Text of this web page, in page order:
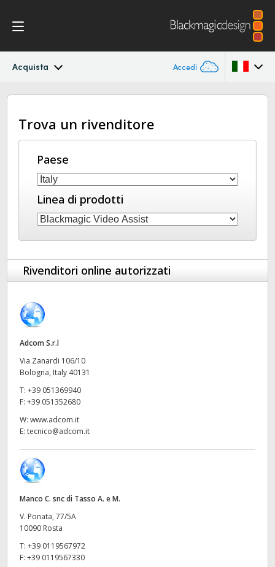
Acquista Accedi
Blackmagic Video Assist
Design
Blackmagic OS
Visualizzatori
Australia
Brazil
Canada
Denmark
Germany
Hong Kong SAR, China
India
Italia
Mexico
Malaysia
Netherlands
Trova un rivenditore
Paese
Linea di prodotti
Rivenditori online autorizzati
Adcom S.r.l
Via Zanardi 106/10
Bologna, Italy 40131
T: +39 051369940
F: +39 051352680
W: www.adcom.it
E: tecnico@adcom.it
Manco C. snc di Tasso A. e M.
V. Ponata, 77/5A
10090 Rosta
T: +39 0119567972
F: +39 0119567330